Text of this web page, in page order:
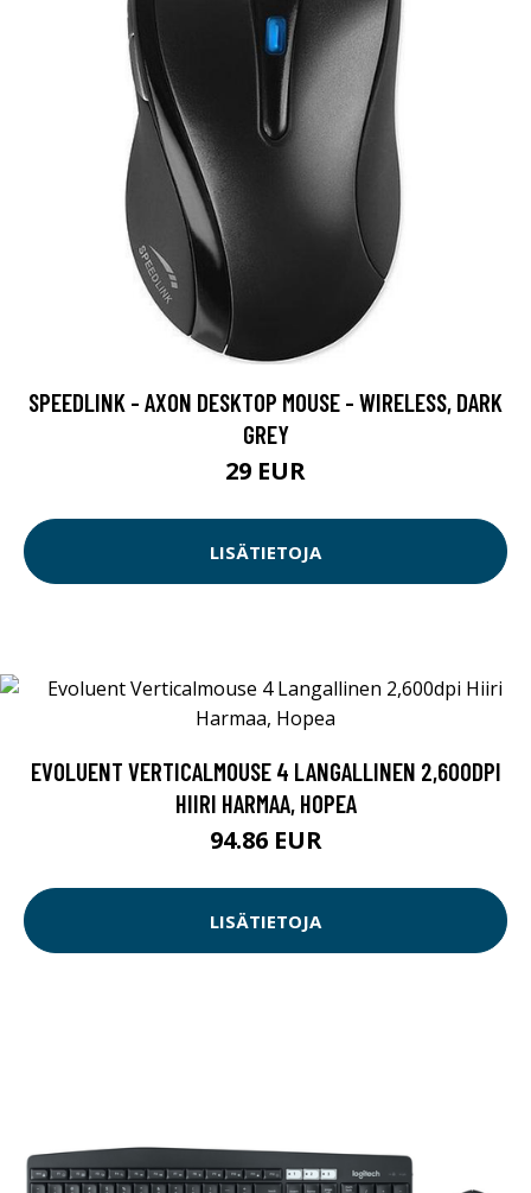
SPEEDLINK - AXON DESKTOP MOUSE - WIRELESS, DARK
GREY
29 EUR
LISÄTIETOJA
EVOLUENT VERTICALMOUSE 4 LANGALLINEN 2,600DPI
HIIRI HARMAA, HOPEA
94.86 EUR
LISÄTIETOJA